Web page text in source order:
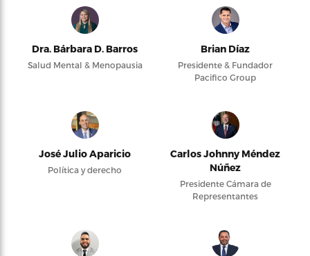
Dra. Bárbara D. Barros
Salud Mental & Menopausia
Brian Díaz
Presidente & Fundador
Pacifico Group
José Julio Aparicio
Política y derecho
Carlos Johnny Méndez
Núñez
Presidente Cámara de
Representantes